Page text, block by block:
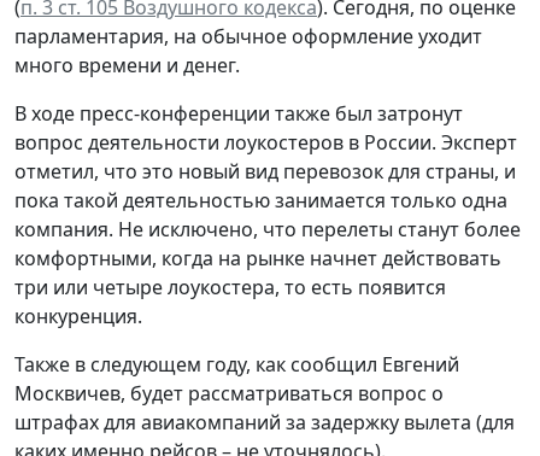
(п. 3 ст. 105 Воздушного кодекса). Сегодня, по оценке
парламентария, на обычное оформление уходит
много времени и денег.
В ходе пресс-конференции также был затронут
вопрос деятельности лоукостеров в России. Эксперт
отметил, что это новый вид перевозок для страны, и
пока такой деятельностью занимается только одна
компания. Не исключено, что перелеты станут более
комфортными, когда на рынке начнет действовать
три или четыре лоукостера, то есть появится
конкуренция.
Также в следующем году, как сообщил Евгений
Москвичев, будет рассматриваться вопрос о
штрафах для авиакомпаний за задержку вылета (для